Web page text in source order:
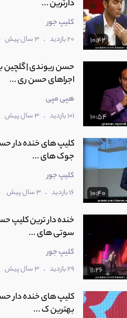
10:42
دارترین ...
کلیپ جور
20 بازدید . 3 سال پیش
10:54
حسن ریوندی | گلچین
اجراهای حسن ری ...
هپی مپی
101 بازدید . 3 سال پیش
10:40
کلیپ های خنده دار
جوک های ...
کلیپ جور
16 بازدید . 3 سال پیش
11:26
خنده دار ترین کلیپ
سوتی های ...
کلیپ جور
29 بازدید . 3 سال پیش
کلیپ های خنده دار
بهترین ک ...